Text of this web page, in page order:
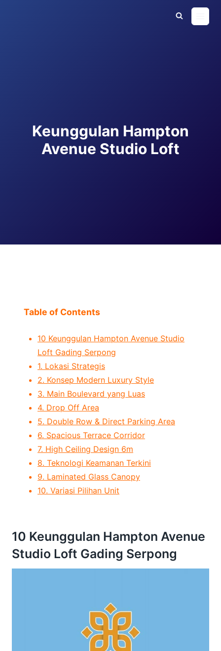
KOMERSIAL
Keunggulan Hampton
Avenue Studio Loft
Table of Contents
10 Keunggulan Hampton Avenue Studio
Loft Gading Serpong
1. Lokasi Strategis
2. Konsep Modern Luxury Style
3. Main Boulevard yang Luas
4. Drop Off Area
5. Double Row & Direct Parking Area
6. Spacious Terrace Corridor
7. High Ceiling Design 6m
8. Teknologi Keamanan Terkini
9. Laminated Glass Canopy
10. Variasi Pilihan Unit
10 Keunggulan Hampton Avenue
Studio Loft Gading Serpong